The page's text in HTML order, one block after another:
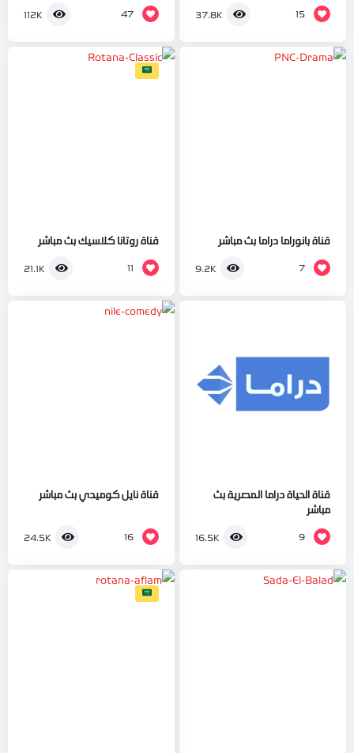
15
37.8K
47
112K
قناة بانوراما دراما بث مباشر
7
9.2K
قناة روتانا كلاسيك بث مباشر
11
21.1K
قناة الحياة دراما المصرية بث
مباشر
9
16.5K
قناة نايل كوميدي بث مباشر
16
24.5K